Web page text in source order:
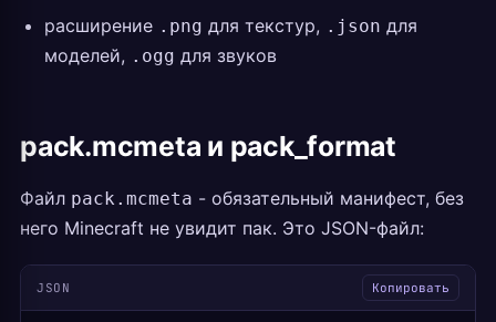
расширение .png для текстур, .json для
моделей, .ogg для звуков
pack.mcmeta и pack_format
Файл pack.mcmeta - обязательный манифест, без
него Minecraft не увидит пак. Это JSON-файл:
JSON Копировать